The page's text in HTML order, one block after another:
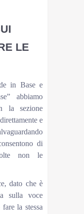
LE
in Base e
abbiamo
la sezione
e
di
non le
dato che è
sulla voce
la stessa